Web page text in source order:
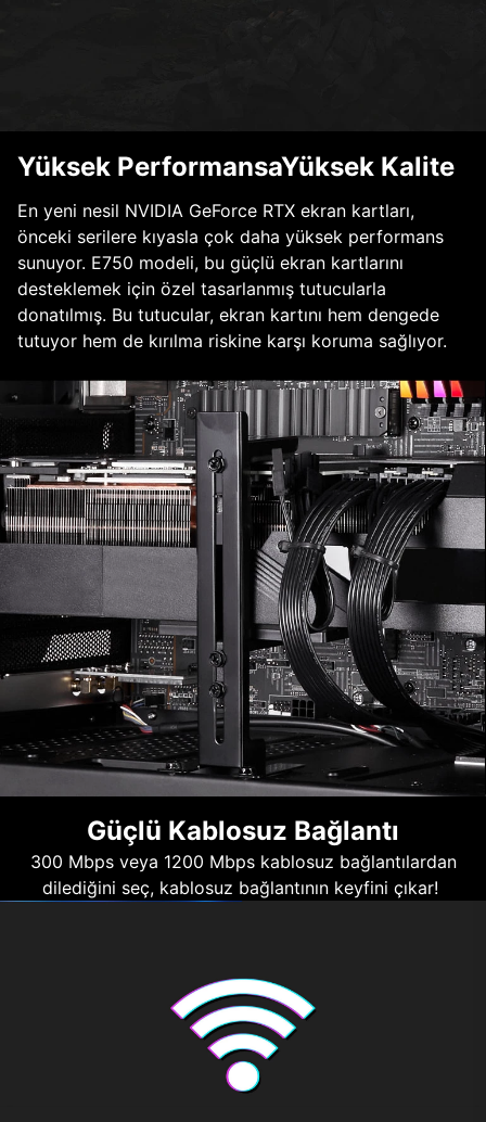
Yüksek PerformansaYüksek Kalite
En yeni nesil NVIDIA GeForce RTX ekran kartları,
önceki serilere kıyasla çok daha yüksek performans
sunuyor. E750 modeli, bu güçlü ekran kartlarını
desteklemek için özel tasarlanmış tutucularla
donatılmış. Bu tutucular, ekran kartını hem dengede
tutuyor hem de kırılma riskine karşı koruma sağlıyor.
Güçlü Kablosuz Bağlantı
300 Mbps veya 1200 Mbps kablosuz bağlantılardan
dilediğini seç, kablosuz bağlantının keyfini çıkar!